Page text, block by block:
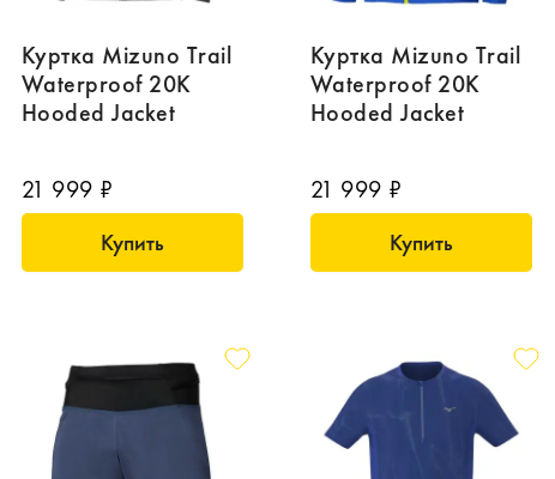
Куртка Mizuno Trail
Waterproof 20K
Hooded Jacket
21 999 ₽
Купить
Куртка Mizuno Trail
Waterproof 20K
Hooded Jacket
21 999 ₽
Купить